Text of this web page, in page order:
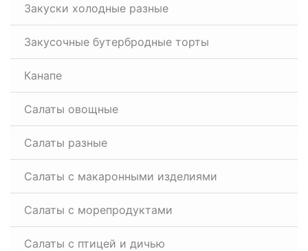
Закуски холодные разные
Закусочные бутербродные торты
Канапе
Салаты овощные
Салаты разные
Салаты с макаронными изделиями
Салаты с морепродуктами
Салаты с птицей и дичью